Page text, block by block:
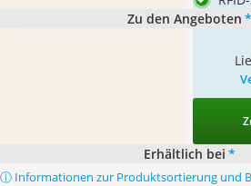
Zu den Angeboten *
Erhältlich bei *
ⓘ Informationen zur Produktsortierung und